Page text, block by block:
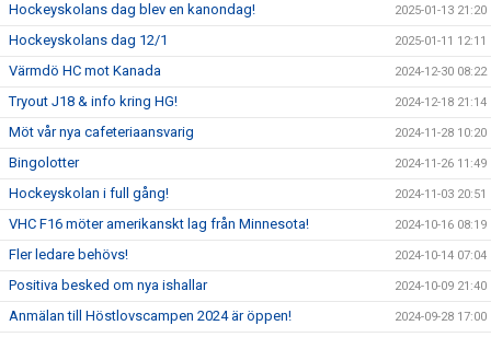
Hockeyskolans dag blev en kanondag! 2025-01-13 21:20
Hockeyskolans dag 12/1 2025-01-11 12:11
Värmdö HC mot Kanada 2024-12-30 08:22
Tryout J18 & info kring HG! 2024-12-18 21:14
Möt vår nya cafeteriaansvarig 2024-11-28 10:20
Bingolotter 2024-11-26 11:49
Hockeyskolan i full gång! 2024-11-03 20:51
VHC F16 möter amerikanskt lag från Minnesota! 2024-10-16 08:19
Fler ledare behövs! 2024-10-14 07:04
Positiva besked om nya ishallar 2024-10-09 21:40
Anmälan till Höstlovscampen 2024 är öppen! 2024-09-28 17:00